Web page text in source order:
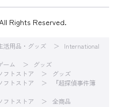
Rights Reserved.
活用品・グッズ
International
ーム
グッズ
フトストア
グッズ
フトストア
『超探偵事件簿
フトストア 全商品